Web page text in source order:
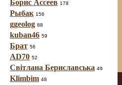
Борис Ассеев 178
Рыбак 156
ggeolog 88
kuban46 59
Брат 56
AD70 52
Світлана Бериславська 49
Klimbim 48